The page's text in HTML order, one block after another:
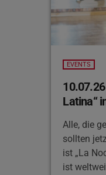
EVENTS
Latina“
Alle, die
sollten
ist „La
ist